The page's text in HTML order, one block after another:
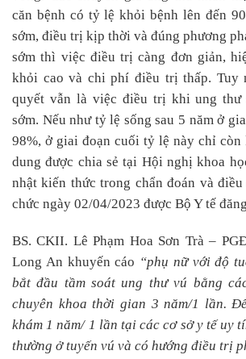
căn bệnh có tỷ lệ khỏi bệnh lên đến
sớm, điều trị kịp thời và đúng phương
sớm thì việc điều trị càng đơn giản,
khỏi cao và chi phí điều trị thấp. Tuy
quyết vẫn là việc điều trị khi ung thư
sớm. Nếu như tỷ lệ sống sau 5 năm ở
98%, ở giai đoạn cuối tỷ lệ này chỉ còn
dung được chia sẻ tại Hội nghị khoa
nhật kiến thức trong chẩn đoán và
chức ngày 02/04/2023 được Bộ Y tế
BS. CKII. Lê Phạm Hoa Sơn Trà –
Long An khuyến cáo “phụ nữ với độ
bắt đầu tầm soát ung thư vú bằng
chuyên khoa thời gian 3 năm/1 lần.
khám 1 năm/ 1 lần tại các cơ sở y tế uy
thường ở tuyến vú và có hướng điều trị